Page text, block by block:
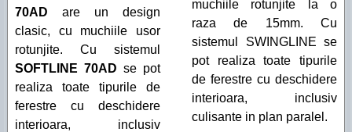
70AD are un design
clasic, cu muchiile usor
rotunjite. Cu sistemul
SOFTLINE 70AD se pot
realiza toate tipurile de
ferestre cu deschidere
interioara, inclusiv
muchiile rotunjite la o
raza de 15mm. Cu
sistemul SWINGLINE se
pot realiza toate tipurile
de ferestre cu deschidere
interioara, inclusiv
culisante in plan paralel.